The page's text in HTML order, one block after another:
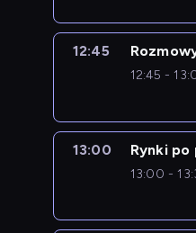
12:45
12:45 -
13:00 Rynki po
13:00 -